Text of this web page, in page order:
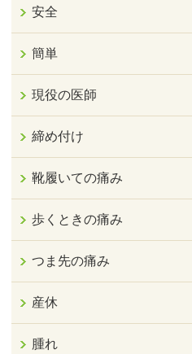
安全
簡単
現役の医師
締め付け
靴履いての痛み
歩くときの痛み
つま先の痛み
産休
腫れ